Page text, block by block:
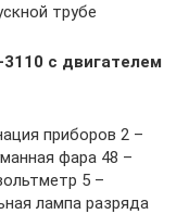
трубе
с двигателем
приборов 2 –
фара 48 –
5 –
лампа разряда